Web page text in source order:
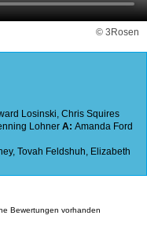
© 3Rosen
Losinski, Chris Squires
Lohner A: Amanda Ford
, Tovah Feldshuh, Elizabeth
Bewertungen vorhanden